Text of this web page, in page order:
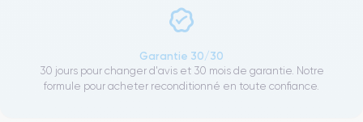
Garantie 30/30
30 jours pour changer d'avis et 30 mois de garantie. Notre
formule pour acheter reconditionné en toute confiance.